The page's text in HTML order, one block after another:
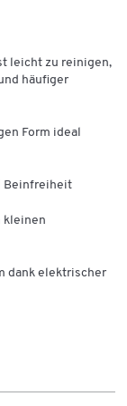
Gestell in
Stahl-
Holen Sie einen
Gebrauchen
unterstützen eine
und dank
Ihre Beine frei
leicht zu reinigen,
häufiger
Form ideal
Beinfreiheit
kleinen
dank elektrischer